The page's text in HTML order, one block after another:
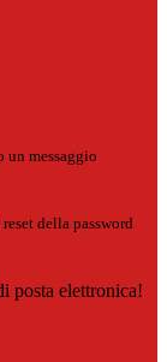
un messaggio
della password
posta elettronica!